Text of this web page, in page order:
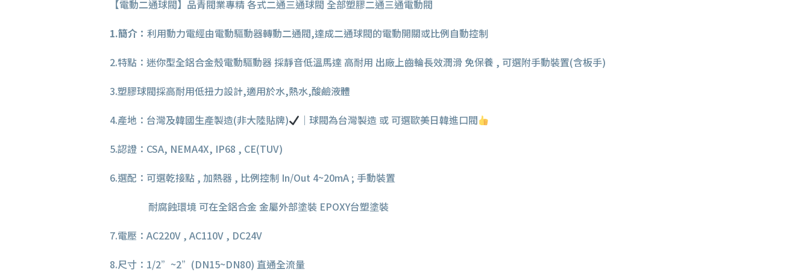
【電動二通球閥】品青閥業專精 各式二通三通球閥 全部塑膠二通三通電動閥
1.簡介： 利用動力電經由電動驅動器轉動二通閥,達成二通球閥的電動開關或比例自動控制
2.特點：迷你型全鋁合金殼電動驅動器 採靜音低溫馬達 高耐用 出廠上齒輪長效潤滑 免保養 , 可選附手動裝置(含板手)
3.塑膠球閥採高耐用低扭力設計,適用於水,熱水,酸鹼液體
4.產地：台灣及韓國生產製造(非大陸貼牌)
｜球閥為台灣製造 或 可選歐美日韓進口閥
5.認證：CSA, NEMA4X, IP68 , CE(TUV)
6.選配：可選乾接點 , 加熱器 , 比例控制 In/Out 4~20mA ; 手動裝置
耐腐蝕環境 可在全鋁合金 金屬外部塗裝 EPOXY台塑塗裝
7.電壓：AC220V , AC110V , DC24V
8.尺寸：1/2”~2”(DN15~DN80) 直通全流量